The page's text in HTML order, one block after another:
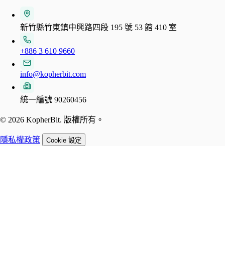
新竹縣竹東鎮中興路四段 195 號 53 館 410 室
+886 3 610 9660
info@kopherbit.com
統一編號 90260456
© 2026 KopherBit. 版權所有。
隱私權政策 Cookie 設定